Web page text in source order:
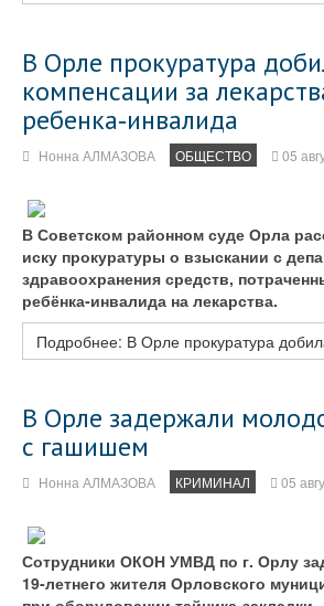
В Орле прокуратура
компенсации за
ребенка‑инвалида
Нонна АЛМАЗОВА ОБЩЕСТВО 05
В Советском районном суде Орла
иску прокуратуры о взыскании с
здравоохранения средств,
ребёнка‑инвалида на лекарства.
Подробнее: В Орле прокуратура
В Орле задержали
с гашишем
Нонна АЛМАЗОВА КРИМИНАЛ 05
Сотрудники ОКОН УМВД по г. Орлу
19‑летнего жителя Орловского